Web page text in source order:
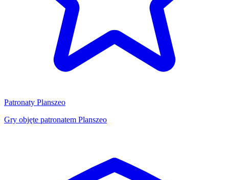
Patronaty Planszeo
Gry objęte patronatem Planszeo